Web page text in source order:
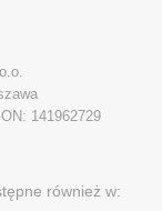
141962729
również w: